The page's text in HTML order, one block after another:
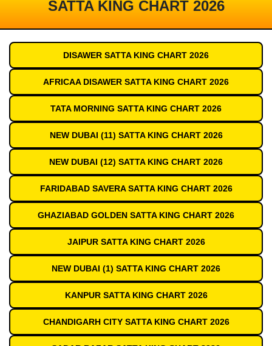
SATTA KING CHART 2026
DISAWER SATTA KING CHART 2026
AFRICAA DISAWER SATTA KING CHART 2026
TATA MORNING SATTA KING CHART 2026
NEW DUBAI (11) SATTA KING CHART 2026
NEW DUBAI (12) SATTA KING CHART 2026
FARIDABAD SAVERA SATTA KING CHART 2026
GHAZIABAD GOLDEN SATTA KING CHART 2026
JAIPUR SATTA KING CHART 2026
NEW DUBAI (1) SATTA KING CHART 2026
KANPUR SATTA KING CHART 2026
CHANDIGARH CITY SATTA KING CHART 2026